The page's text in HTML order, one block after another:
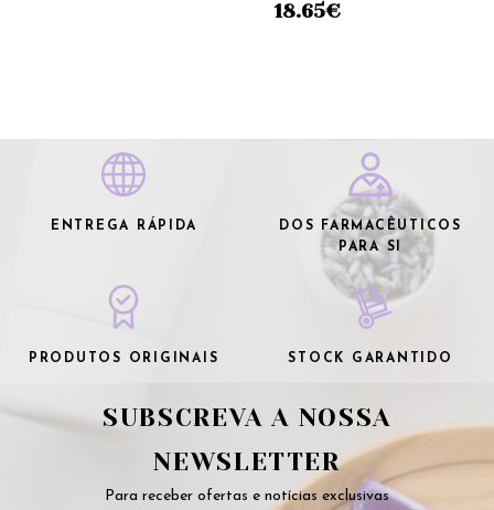
18.65€
ENTREGA RÁPIDA
DOS FARMACÊUTICOS
PARA SI
PRODUTOS ORIGINAIS STOCK GARANTIDO
SUBSCREVA A NOSSA
NEWSLETTER
Para receber ofertas e notícias exclusivas